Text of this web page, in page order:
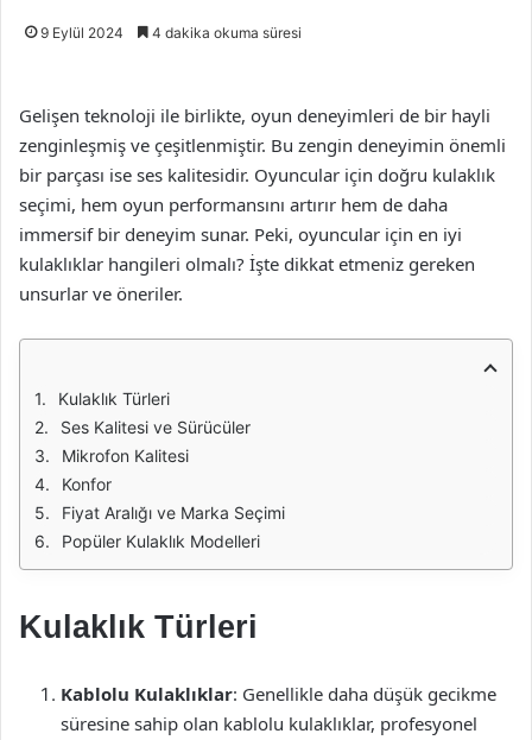
9 Eylül 2024 4 dakika okuma süresi
Gelişen teknoloji ile birlikte, oyun deneyimleri de bir hayli
zenginleşmiş ve çeşitlenmiştir. Bu zengin deneyimin önemli
bir parçası ise ses kalitesidir. Oyuncular için doğru kulaklık
seçimi, hem oyun performansını artırır hem de daha
immersif bir deneyim sunar. Peki, oyuncular için en iyi
kulaklıklar hangileri olmalı? İşte dikkat etmeniz gereken
unsurlar ve öneriler.
Kulaklık Türleri
Ses Kalitesi ve Sürücüler
Mikrofon Kalitesi
Konfor
Fiyat Aralığı ve Marka Seçimi
Popüler Kulaklık Modelleri
Kulaklık Türleri
Kablolu Kulaklıklar: Genellikle daha düşük gecikme
süresine sahip olan kablolu kulaklıklar, profesyonel